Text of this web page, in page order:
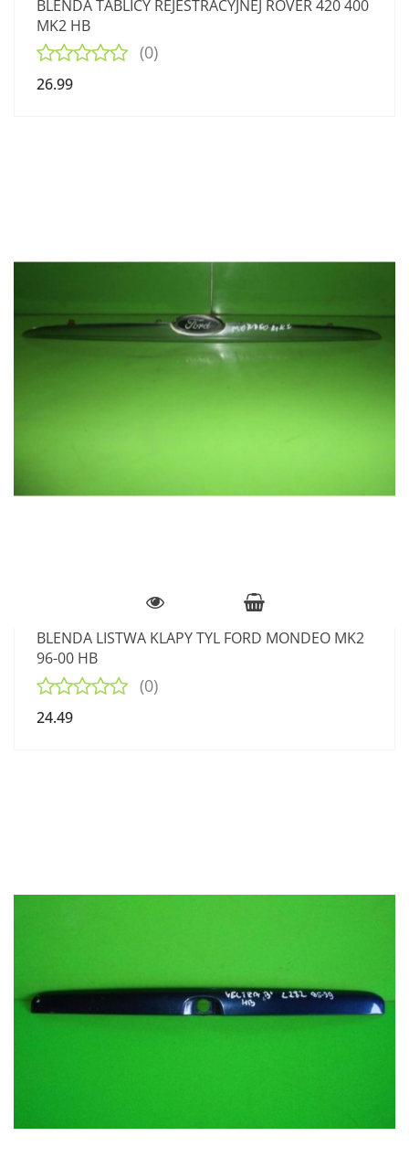
BLENDA TABLICY REJESTRACYJNEJ ROVER 420 400
MK2 HB
(0)
26.99
BLENDA LISTWA KLAPY TYL FORD MONDEO MK2
96-00 HB
(0)
24.49